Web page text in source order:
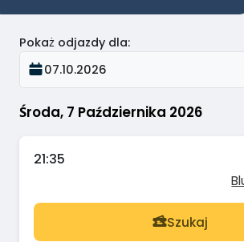
Środa, 7 Października 2026
Pokaż odjazdy dla:
07.10.2026
21:35
Szukaj